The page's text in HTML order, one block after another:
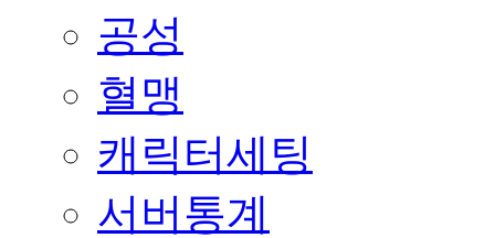
공성
혈맹
캐릭터세팅
서버통계